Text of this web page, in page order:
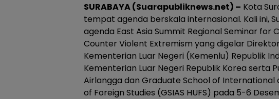
SURABAYA (Suarapubliknews.net) – Kota
tempat agenda berskala internasional. Kali ini,
agenda East Asia Summit Regional Seminar for
Counter Violent Extremism yang digelar
Kementerian Luar Negeri (Kemenlu) Republik
Kementerian Luar Negeri Republik Korea serta
Airlangga dan Graduate School of International
of Foreign Studies (GSIAS HUFS) pada 5-6